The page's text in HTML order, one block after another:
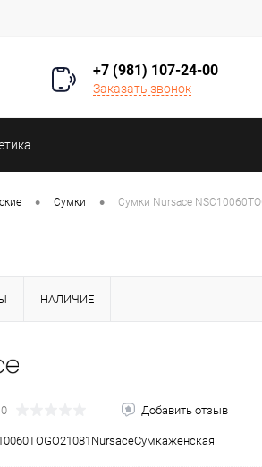
+7 (981) 107-24-00
Заказать звонок
• Сумки • Сумки Nursace
НАЛИЧИЕ
Добавить отзыв